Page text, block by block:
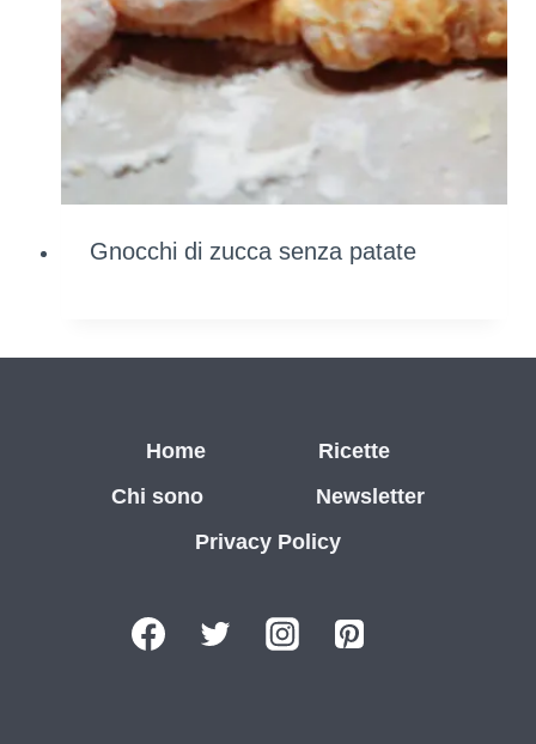
Gnocchi di zucca senza patate
Home
Ricette
Chi sono
Newsletter
Privacy Policy